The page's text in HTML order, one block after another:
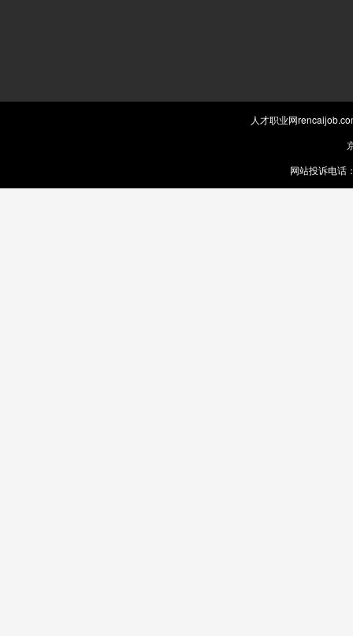
人才职业网
网站投诉电话